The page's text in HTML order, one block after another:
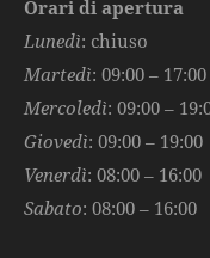
Orari di apertura
Lunedì: chiuso
Martedì: 09:00 – 17:00
Mercoledì: 09:00 –
Giovedì: 09:00 – 19:00
Venerdì: 08:00 – 16:00
Sabato: 08:00 – 16:00